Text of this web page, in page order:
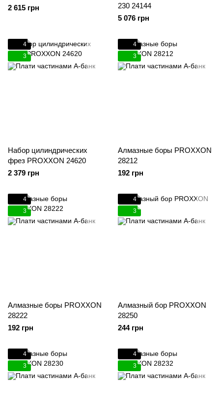
2 615 грн
230 24144
5 076 грн
4
3
Набор цилиндрических
фрез PROXXON 24620
2 379 грн
4
3
Алмазные боры PROXXON
28212
192 грн
4
3
Алмазные боры PROXXON
28222
192 грн
4
3
Алмазный бор PROXXON
28250
244 грн
4
3
4
3